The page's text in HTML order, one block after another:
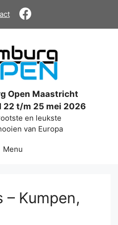
Open Maastricht
22 t/m 25 mei 2026
en leukste
van Europa
Menu
– Kumpen,